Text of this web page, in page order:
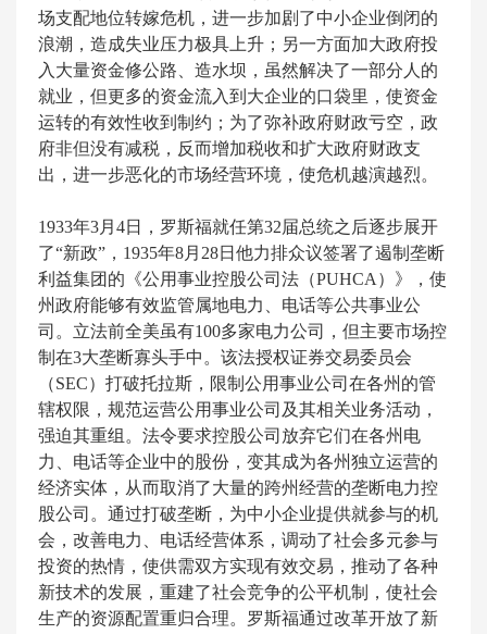
场支配地位转嫁危机，进一步加剧了中小企业倒闭的
浪潮，造成失业压力极具上升；另一方面加大政府投
入大量资金修公路、造水坝，虽然解决了一部分人的
就业，但更多的资金流入到大企业的口袋里，使资金
运转的有效性收到制约；为了弥补政府财政亏空，政
府非但没有减税，反而增加税收和扩大政府财政支
出，进一步恶化的市场经营环境，使危机越演越烈。
1933年3月4日，罗斯福就任第32届总统之后逐步展开
了“新政”，1935年8月28日他力排众议签署了遏制垄断
利益集团的《公用事业控股公司法（PUHCA）》，使
州政府能够有效监管属地电力、电话等公共事业公
司。立法前全美虽有100多家电力公司，但主要市场控
制在3大垄断寡头手中。该法授权证券交易委员会
（SEC）打破托拉斯，限制公用事业公司在各州的管
辖权限，规范运营公用事业公司及其相关业务活动，
强迫其重组。法令要求控股公司放弃它们在各州电
力、电话等企业中的股份，变其成为各州独立运营的
经济实体，从而取消了大量的跨州经营的垄断电力控
股公司。通过打破垄断，为中小企业提供就参与的机
会，改善电力、电话经营体系，调动了社会多元参与
投资的热情，使供需双方实现有效交易，推动了各种
新技术的发展，重建了社会竞争的公平机制，使社会
生产的资源配置重归合理。罗斯福通过改革开放了新